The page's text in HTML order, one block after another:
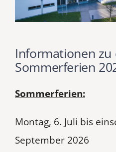
Informationen zu
Sommerferien
Sommerferien:
Montag, 6. Juli bis
September 2026